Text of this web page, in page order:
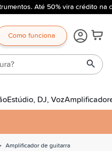
Até 50% vira crédito na
Como funciona
Estúdio, DJ, Voz
Amplificador de guitarra